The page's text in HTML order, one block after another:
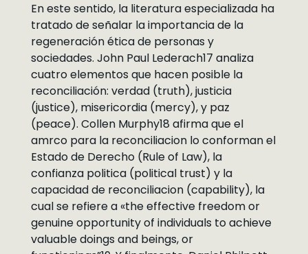
En este sentido, la literatura especializada ha
tratado de señalar la importancia de la
regeneración ética de personas y
sociedades. John Paul Lederach17 analiza
cuatro elementos que hacen posible la
reconciliación: verdad (truth), justicia
(justice), misericordia (mercy), y paz
(peace). Collen Murphy18 afirma que el
amrco para la reconciliacion lo conforman el
Estado de Derecho (Rule of Law), la
confianza politica (political trust) y la
capacidad de reconciliacion (capability), la
cual se refiere a «the effective freedom or
genuine opportunity of individuals to achieve
valuable doings and beings, or